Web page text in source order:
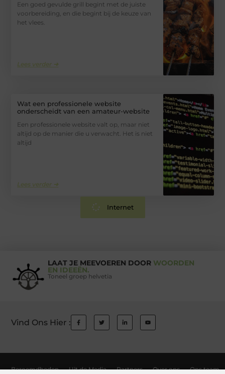
Een goed gevulde grill begint met de juiste
voorbereiding, en die begint bij de keuze van
het vlees.
Lees verder ➜
Wat een professionele website
onderscheidt van een amateur-website
Een professionele website valt op, maar niet
altijd op de manier die u verwacht. Het is niet
altijd
Lees verder ➜
Internet
LAAT JE MEEVOEREN DOOR WOORDEN
EN IDEEËN.
Toneel groep helvetia
Vind Ons Hier :
Beroemdheden Uit de Media Partners Over ons Ons team